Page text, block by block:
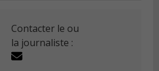
Contacter le ou
la journaliste :